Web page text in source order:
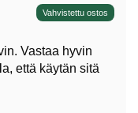
Vahvistettu ostos
Vastaa hyvin
että käytän sitä